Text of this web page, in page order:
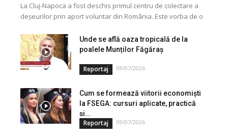
La Cluj-Napoca a fost deschis primul centru de colectare a
deșeurilor prin aport voluntar din România. Este vorba de o
Unde se află oaza tropicală de la
poalele Munților Făgăraș
Reportaj 09/07/2026
Cum se formează viitorii economiști
la FSEGA: cursuri aplicate, practică
și...
Reportaj 09/07/2026